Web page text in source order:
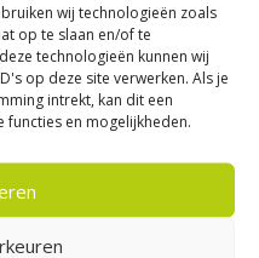
wij technologieën zoals
op te slaan en/of te
technologieën kunnen wij
op deze site verwerken. Als je
intrekt, kan dit een
en mogelijkheden.
Kijlstra|Best verkochte Oprit
6 cm Antraciet